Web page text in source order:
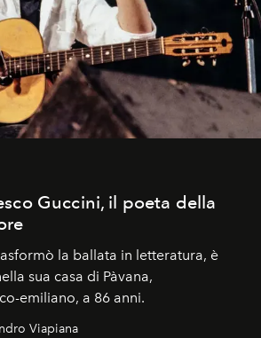
Guccini, il poeta della
la ballata in letteratura, è
sua casa di Pàvana,
emiliano, a 86 anni.
Viapiana